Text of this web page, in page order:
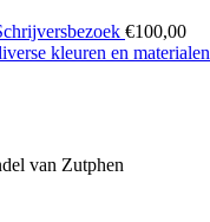
€100,00
kleuren en materialen
van Zutphen